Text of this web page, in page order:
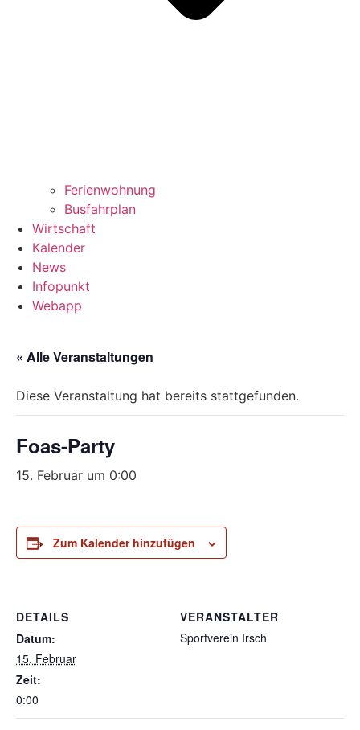
Ferienwohnung
Busfahrplan
Wirtschaft
Kalender
News
Infopunkt
Webapp
« Alle Veranstaltungen
Diese Veranstaltung hat bereits stattgefunden.
Foas-Party
15. Februar um 0:00
Zum Kalender hinzufügen
DETAILS
Datum:
15. Februar
Zeit:
0:00
VERANSTALTER
Sportverein Irsch